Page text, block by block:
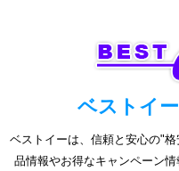
ベストイ
ベストイーは、信頼と安心の"
品情報やお得なキャンペーン